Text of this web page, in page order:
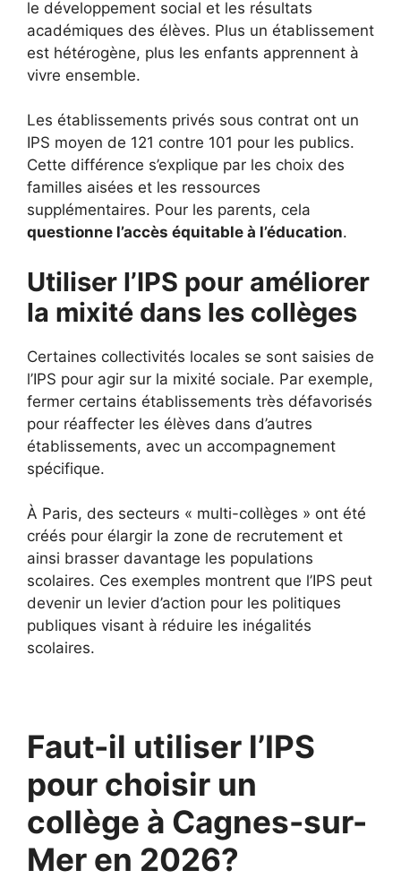
le développement social et les résultats
académiques des élèves. Plus un établissement
est hétérogène, plus les enfants apprennent à
vivre ensemble.
Les établissements privés sous contrat ont un
IPS moyen de 121 contre 101 pour les publics.
Cette différence s’explique par les choix des
familles aisées et les ressources
supplémentaires. Pour les parents, cela
questionne l’accès équitable à l’éducation.
Utiliser l’IPS pour améliorer
la mixité dans les collèges
Certaines collectivités locales se sont saisies de
l’IPS pour agir sur la mixité sociale. Par exemple,
fermer certains établissements très défavorisés
pour réaffecter les élèves dans d’autres
établissements, avec un accompagnement
spécifique.
À Paris, des secteurs « multi-collèges » ont été
créés pour élargir la zone de recrutement et
ainsi brasser davantage les populations
scolaires. Ces exemples montrent que l’IPS peut
devenir un levier d’action pour les politiques
publiques visant à réduire les inégalités
scolaires.
Faut-il utiliser l’IPS
pour choisir un
collège à Cagnes-sur-
Mer en 2026?